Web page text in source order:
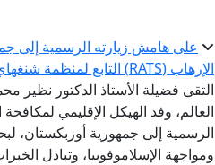
على هامش زيارته الرسمية إلى
الإرهاب (RATS) التابع لمنظمة شنغهاي للتعاون لتعزيز التعاون في مواجهة التطرف والإسلاموفوبيا
التقى فضيلة الأستاذ الدكتور نظير
الرسمية إلى جمهورية أوزبكستان،
ومواجهة الإسلاموفوبيا، وتبادل